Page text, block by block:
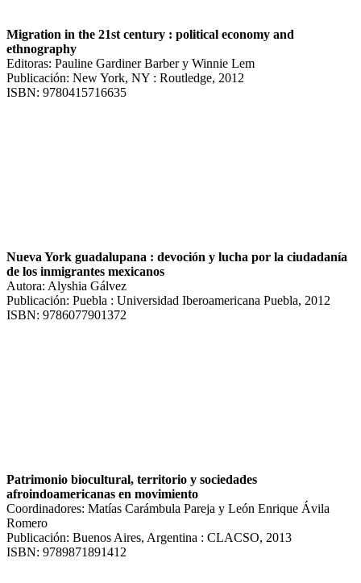
Migration in the 21st century : political economy and
ethnography
Editoras: Pauline Gardiner Barber y Winnie Lem
Publicación: New York, NY : Routledge, 2012
ISBN: 9780415716635
Nueva York guadalupana : devoción y lucha por la ciudadanía
de los inmigrantes mexicanos
Autora: Alyshia Gálvez
Publicación: Puebla : Universidad Iberoamericana Puebla, 2012
ISBN: 9786077901372
Patrimonio biocultural, territorio y sociedades
afroindoamericanas en movimiento
Coordinadores: Matías Carámbula Pareja y León Enrique Ávila
Romero
Publicación: Buenos Aires, Argentina : CLACSO, 2013
ISBN: 9789871891412